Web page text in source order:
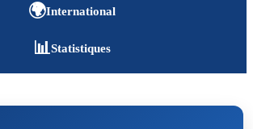
🌍International
📊Statistiques